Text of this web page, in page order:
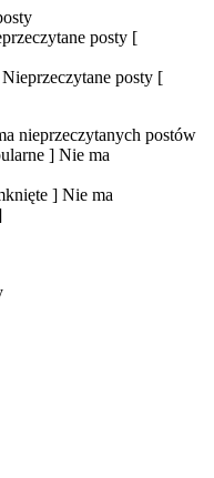
posty [
Nieprzeczytane posty [
nieprzeczytanych postów
] Nie ma
] Nie ma